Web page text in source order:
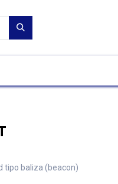
tipo baliza (beacon)